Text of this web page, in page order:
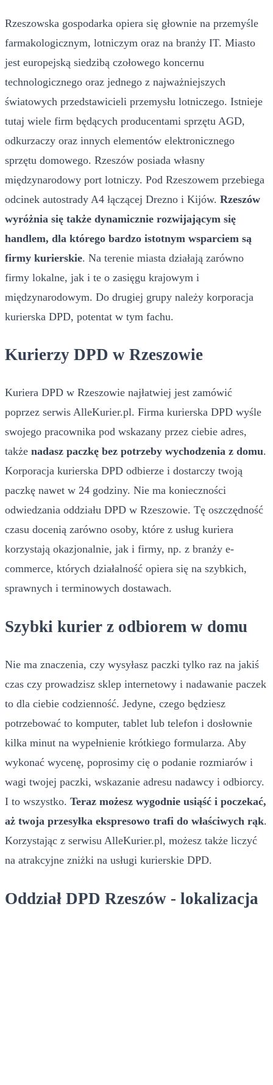
Rzeszowska gospodarka opiera się głownie na przemyśle
farmakologicznym, lotniczym oraz na branży IT. Miasto
jest europejską siedzibą czołowego koncernu
technologicznego oraz jednego z najważniejszych
światowych przedstawicieli przemysłu lotniczego. Istnieje
tutaj wiele firm będących producentami sprzętu AGD,
odkurzaczy oraz innych elementów elektronicznego
sprzętu domowego. Rzeszów posiada własny
międzynarodowy port lotniczy. Pod Rzeszowem przebiega
odcinek autostrady A4 łączącej Drezno i Kijów. Rzeszów
wyróżnia się także dynamicznie rozwijającym się
handlem, dla którego bardzo istotnym wsparciem są
firmy kurierskie. Na terenie miasta działają zarówno
firmy lokalne, jak i te o zasięgu krajowym i
międzynarodowym. Do drugiej grupy należy korporacja
kurierska DPD, potentat w tym fachu.
Kurierzy DPD w Rzeszowie
Kuriera DPD w Rzeszowie najłatwiej jest zamówić
poprzez serwis AlleKurier.pl. Firma kurierska DPD wyśle
swojego pracownika pod wskazany przez ciebie adres,
także nadasz paczkę bez potrzeby wychodzenia z domu.
Korporacja kurierska DPD odbierze i dostarczy twoją
paczkę nawet w 24 godziny. Nie ma konieczności
odwiedzania oddziału DPD w Rzeszowie. Tę oszczędność
czasu docenią zarówno osoby, które z usług kuriera
korzystają okazjonalnie, jak i firmy, np. z branży e-
commerce, których działalność opiera się na szybkich,
sprawnych i terminowych dostawach.
Szybki kurier z odbiorem w domu
Nie ma znaczenia, czy wysyłasz paczki tylko raz na jakiś
czas czy prowadzisz sklep internetowy i nadawanie paczek
to dla ciebie codzienność. Jedyne, czego będziesz
potrzebować to komputer, tablet lub telefon i dosłownie
kilka minut na wypełnienie krótkiego formularza. Aby
wykonać wycenę, poprosimy cię o podanie rozmiarów i
wagi twojej paczki, wskazanie adresu nadawcy i odbiorcy.
I to wszystko. Teraz możesz wygodnie usiąść i poczekać,
aż twoja przesyłka ekspresowo trafi do właściwych rąk.
Korzystając z serwisu AlleKurier.pl, możesz także liczyć
na atrakcyjne zniżki na usługi kurierskie DPD.
Oddział DPD Rzeszów - lokalizacja